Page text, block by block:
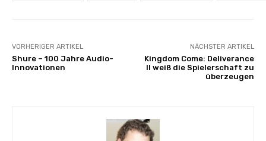
VORHERIGER ARTIKEL
Shure – 100 Jahre Audio-
Innovationen
NÄCHSTER ARTIKEL
Kingdom Come: Deliverance
II weiß die Spielerschaft zu
überzeugen